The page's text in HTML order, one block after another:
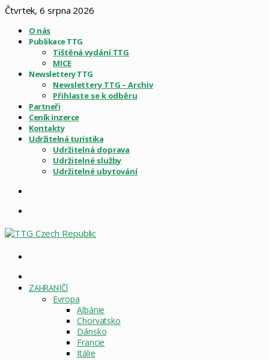
Čtvrtek, 6 srpna 2026
O nás
Publikace TTG
Tištěná vydání TTG
MICE
Newslettery TTG
Newslettery TTG – Archiv
Přihlaste se k odběru
Partneři
Ceník inzerce
Kontakty
Udržitelná turistika
Udržitelná doprava
Udržitelné služby
Udržitelné ubytování
STRÁNKA
ZAHRANIČÍ
Evropa
Albánie
Chorvatsko
Dánsko
Francie
Itálie